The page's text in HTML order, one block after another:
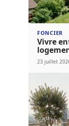
FONCIER
Vivre
23 juillet